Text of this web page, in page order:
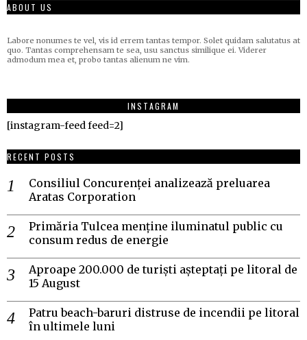
ABOUT US
Labore nonumes te vel, vis id errem tantas tempor. Solet quidam salutatus at
quo. Tantas comprehensam te sea, usu sanctus similique ei. Viderer
admodum mea et, probo tantas alienum ne vim.
INSTAGRAM
[instagram-feed feed=2]
RECENT POSTS
Consiliul Concurenței analizează preluarea
Aratas Corporation
Primăria Tulcea menține iluminatul public cu
consum redus de energie
Aproape 200.000 de turiști așteptați pe litoral de
15 August
Patru beach-baruri distruse de incendii pe litoral
în ultimele luni